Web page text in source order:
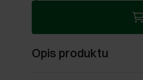
Opis produktu